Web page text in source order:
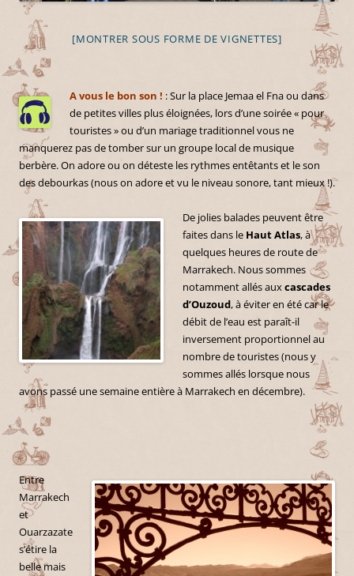
[MONTRER SOUS FORME DE VIGNETTES]
A vous le bon son ! : Sur la place Jemaa el Fna ou dans
de petites villes plus éloignées, lors d’une soirée « pour
touristes » ou d’un mariage traditionnel vous ne
manquerez pas de tomber sur un groupe local de musique
berbère. On adore ou on déteste les rythmes entêtants et le son
des debourkas (nous on adore et vu le niveau sonore, tant mieux !).
De jolies balades peuvent être
faites dans le Haut Atlas, à
quelques heures de route de
Marrakech. Nous sommes
notamment allés auxcascades
d’Ouzoud, à éviter en été car le
débit de l’eau est paraît-il
inversement proportionnel au
nombre de touristes (nous y
sommes allés lorsque nous
avons passé une semaine entière à Marrakech en décembre).
Entre
Marrakech
et
Ouarzazate
s’étire la
belle mais